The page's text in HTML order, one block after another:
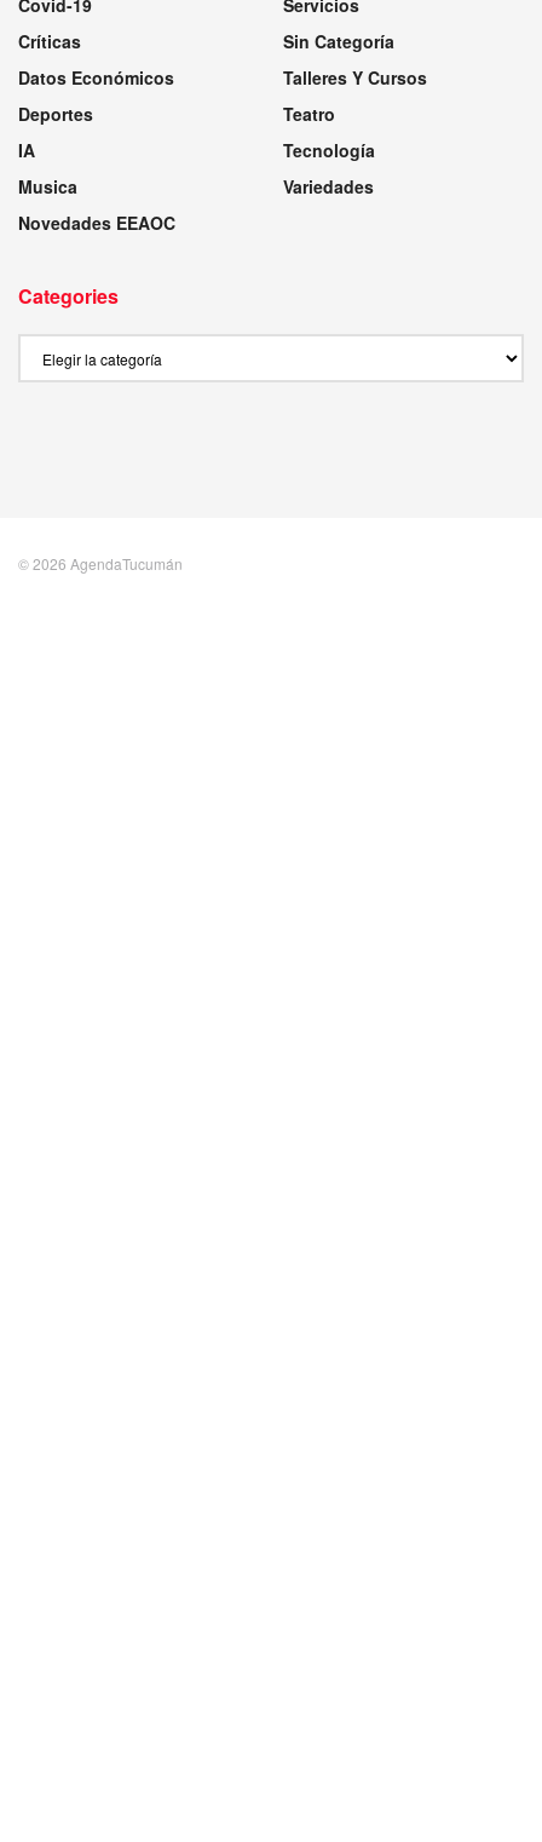
Covid-19
Críticas
Datos Económicos
Deportes
IA
Musica
Novedades EEAOC
Servicios
Sin Categoría
Talleres Y Cursos
Teatro
Tecnología
Variedades
Categories
© 2026 AgendaTucumán